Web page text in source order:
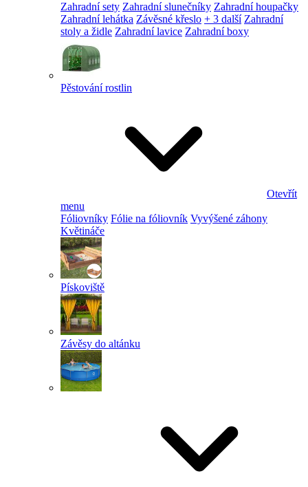
Zahradní sety Zahradní slunečníky Zahradní houpačky
Zahradní lehátka Závěsné křeslo + 3 další Zahradní
stoly a židle Zahradní lavice Zahradní boxy
Pěstování rostlin
Otevřít
menu
Fóliovníky Fólie na fóliovník Vyvýšené záhony
Květináče
Pískoviště
Závěsy do altánku